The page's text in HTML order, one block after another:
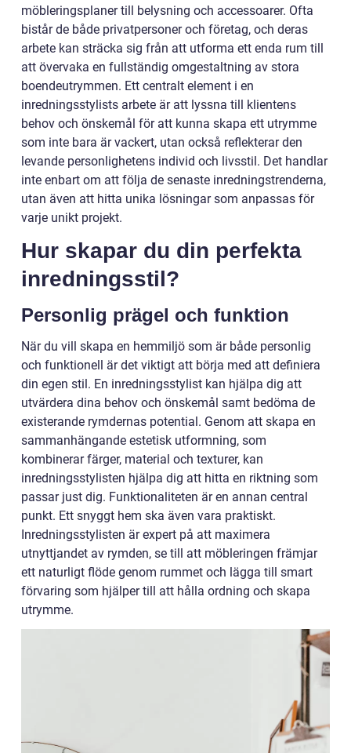
möbleringsplaner till belysning och accessoarer. Ofta
bistår de både privatpersoner och företag, och deras
arbete kan sträcka sig från att utforma ett enda rum till
att övervaka en fullständig omgestaltning av stora
boendeutrymmen. Ett centralt element i en
inredningsstylists arbete är att lyssna till klientens
behov och önskemål för att kunna skapa ett utrymme
som inte bara är vackert, utan också reflekterar den
levande personlighetens individ och livsstil. Det handlar
inte enbart om att följa de senaste inredningstrenderna,
utan även att hitta unika lösningar som anpassas för
varje unikt projekt.
Hur skapar du din perfekta
inredningsstil?
Personlig prägel och funktion
När du vill skapa en hemmiljö som är både personlig
och funktionell är det viktigt att börja med att definiera
din egen stil. En inredningsstylist kan hjälpa dig att
utvärdera dina behov och önskemål samt bedöma de
existerande rymdernas potential. Genom att skapa en
sammanhängande estetisk utformning, som
kombinerar färger, material och texturer, kan
inredningsstylisten hjälpa dig att hitta en riktning som
passar just dig. Funktionaliteten är en annan central
punkt. Ett snyggt hem ska även vara praktiskt.
Inredningsstylisten är expert på att maximera
utnyttjandet av rymden, se till att möbleringen främjar
ett naturligt flöde genom rummet och lägga till smart
förvaring som hjälper till att hålla ordning och skapa
utrymme.